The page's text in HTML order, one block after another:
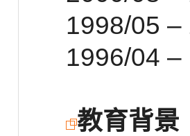
1998/05 –
1996/04 –
教育背景